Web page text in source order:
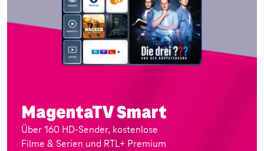
MagentaTV Smart
Über 160 HD-Sender, kostenlose
Filme & Serien und RTL+ Premium